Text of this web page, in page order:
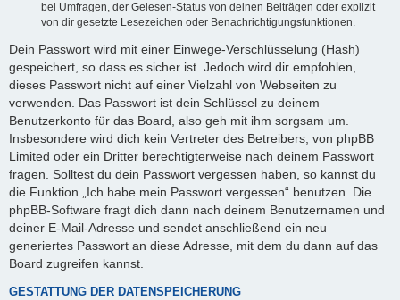
bei Umfragen, der Gelesen-Status von deinen Beiträgen oder explizit
von dir gesetzte Lesezeichen oder Benachrichtigungsfunktionen.
Dein Passwort wird mit einer Einwege-Verschlüsselung (Hash)
gespeichert, so dass es sicher ist. Jedoch wird dir empfohlen,
dieses Passwort nicht auf einer Vielzahl von Webseiten zu
verwenden. Das Passwort ist dein Schlüssel zu deinem
Benutzerkonto für das Board, also geh mit ihm sorgsam um.
Insbesondere wird dich kein Vertreter des Betreibers, von phpBB
Limited oder ein Dritter berechtigterweise nach deinem Passwort
fragen. Solltest du dein Passwort vergessen haben, so kannst du
die Funktion „Ich habe mein Passwort vergessen“ benutzen. Die
phpBB-Software fragt dich dann nach deinem Benutzernamen und
deiner E-Mail-Adresse und sendet anschließend ein neu
generiertes Passwort an diese Adresse, mit dem du dann auf das
Board zugreifen kannst.
GESTATTUNG DER DATENSPEICHERUNG